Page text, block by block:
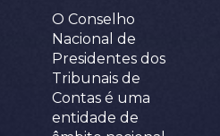
O Conselho
Nacional de
Presidentes dos
Tribunais de
Contas é uma
entidade de